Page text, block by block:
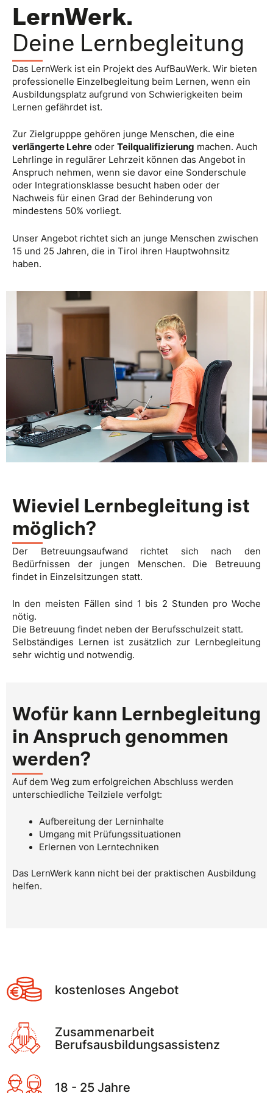
LernWerk.
Deine Lernbegleitung
Das LernWerk ist ein Projekt des AufBauWerk. Wir bieten
professionelle Einzelbegleitung beim Lernen, wenn ein
Ausbildungsplatz aufgrund von Schwierigkeiten beim
Lernen gefährdet ist.
Zur Zielgrupppe gehören junge Menschen, die eine
verlängerte Lehre oder Teilqualifizierung machen. Auch
Lehrlinge in regulärer Lehrzeit können das Angebot in
Anspruch nehmen, wenn sie davor eine Sonderschule
oder Integrationsklasse besucht haben oder der
Nachweis für einen Grad der Behinderung von
mindestens 50% vorliegt.
Unser Angebot richtet sich an junge Menschen zwischen
15 und 25 Jahren, die in Tirol ihren Hauptwohnsitz
haben.
Wieviel Lernbegleitung ist
möglich?
Der Betreuungsaufwand richtet sich nach den
Bedürfnissen der jungen Menschen. Die Betreuung
findet in Einzelsitzungen statt.
In den meisten Fällen sind 1 bis 2 Stunden pro Woche
nötig.
Die Betreuung findet neben der Berufsschulzeit statt.
Selbständiges Lernen ist zusätzlich zur Lernbegleitung
sehr wichtig und notwendig.
Wofür kann Lernbegleitung
in Anspruch genommen
werden?
Auf dem Weg zum erfolgreichen Abschluss werden
unterschiedliche Teilziele verfolgt:
Aufbereitung der Lerninhalte
Umgang mit Prüfungssituationen
Erlernen von Lerntechniken
Das LernWerk kann nicht bei der praktischen Ausbildung
helfen.
kostenloses Angebot
Zusammenarbeit
Berufsausbildungsassistenz
18 - 25 Jahre